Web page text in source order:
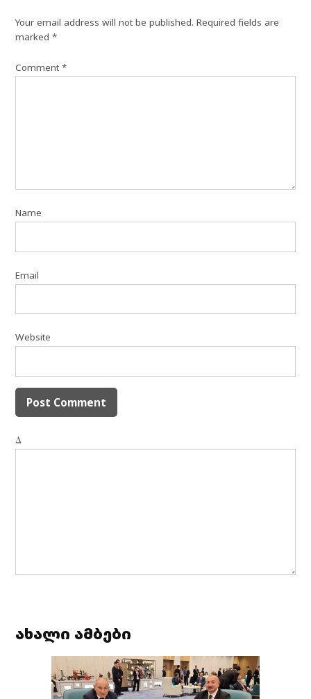
Your email address will not be published. Required fields are
marked*
Comment*
Name
Email
Website
Δ
ახალი ამბები